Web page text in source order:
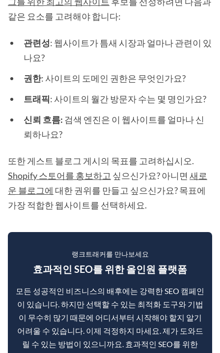
같은 요소를 고려해야 합니다:
관련성: 웹사이트가 틈새 시장과 얼마나 관련이 있
나요?
권한: 사이트의 도메인 권한은 무엇인가요?
트래픽: 사이트의 월간 방문자 수는 몇 명인가요?
신뢰 흐름: 검색 엔진은 이 웹사이트를 얼마나 신
뢰하나요?
또한 게스트 블로그 게시의 목표를 고려하십시오.
Shopify 스토어를 홍보하고 싶으신가요? 아니면 새로
운 블로그에 대한 권위를 만들고 싶으신가요? 목표에
가장 적합한 웹사이트를 선택하세요.
랭크트래커를 만나보세요
효과적인 SEO를 위한 올인원 플랫폼
모든 성공적인 비즈니스의 배후에는 강력한 SEO 캠페인
이 있습니다. 하지만 선택할 수 있는 최적화 도구와 기법
이 무수히 많기 때문에 어디서부터 시작해야 할지 알기
어려울 수 있습니다. 이제 걱정하지 마세요. 제가 도와드
릴 수 있는 방법이 있으니까요. 효과적인 SEO를 위한